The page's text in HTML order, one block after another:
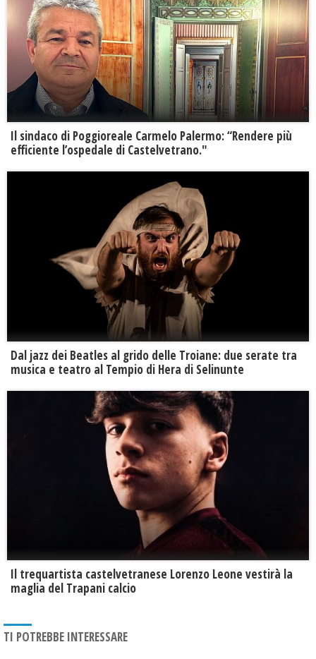
Il sindaco di Poggioreale Carmelo Palermo: “Rendere più
efficiente l’ospedale di Castelvetrano."
Dal jazz dei Beatles al grido delle Troiane: due serate tra
musica e teatro al Tempio di Hera di Selinunte
Il trequartista castelvetranese Lorenzo Leone vestirà la
maglia del Trapani calcio
TI POTREBBE INTERESSARE